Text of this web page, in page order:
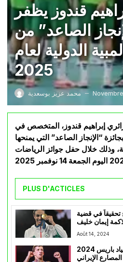
قندوز يظفر
الصاعد” من
الدولية لعام
2025
محمد عزيز بوسعدية —
إبراهيم قندوز، المتخصص في
“الإنجاز الصاعد” التي يمنحها
وذلك خلال حفل جوائز الرياضات
PLUS D'ACTICLES
تحقيقاً في قضية
إيمان خليف
Août 14, 2024
عبد الكريم فرقات يغادر أولمبياد باريس 2024
الإيراني